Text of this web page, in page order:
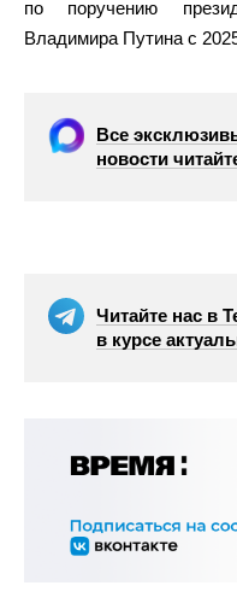
по поручению
Владимира Путина с
Все
новости
Читайте нас в
в курсе